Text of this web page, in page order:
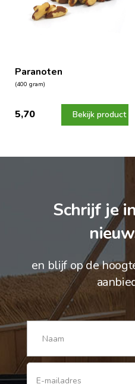
Paranoten
(400 gram)
5,70 Bekijk product
Schrijf je
en blijf op de